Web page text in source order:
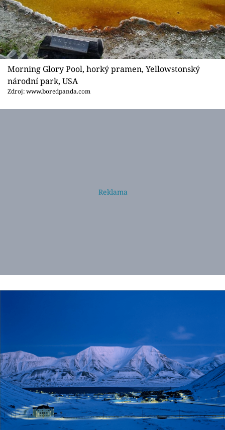
Morning Glory Pool, horký pramen, Yellowstonský
národní park, USA
Zdroj: www.boredpanda.com